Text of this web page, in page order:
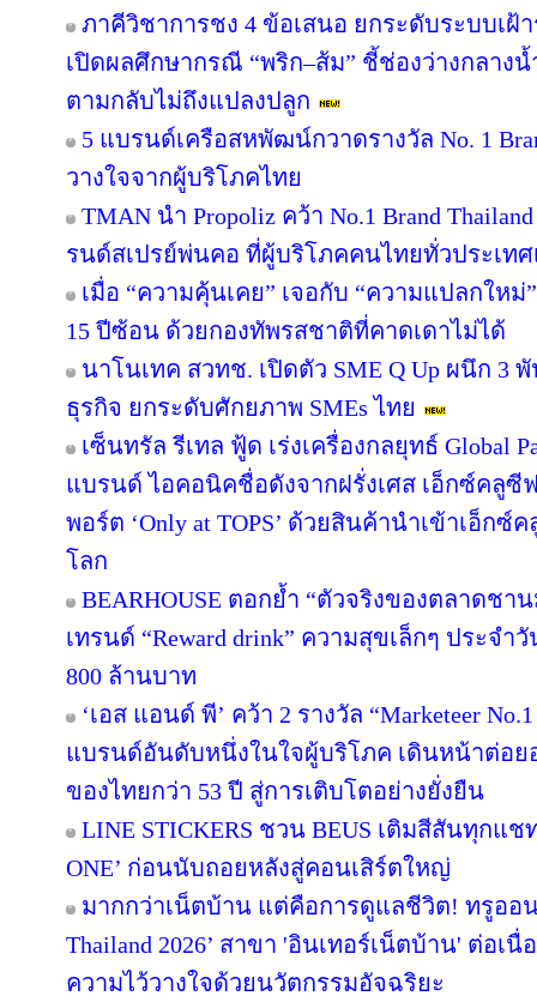
ภาคีวิชาการชง 4 ข้อเสนอ ยกระดับระบบเฝ้
เปิดผลศึกษากรณี “พริก–ส้ม” ชี้ช่องว่างกลาง
ตามกลับไม่ถึงแปลงปลูก
5 แบรนด์เครือสหพัฒน์กวาดรางวัล No. 1
วางใจจากผู้บริโภคไทย
TMAN นำ Propoliz คว้า No.1 Brand
รนด์สเปรย์พ่นคอ ที่ผู้บริโภคคนไทยทั่วประเทศ
เมื่อ “ความคุ้นเคย” เจอกับ “ความแปลกใหม่
15 ปีซ้อน ด้วยกองทัพรสชาติที่คาดเดาไม่ได้
นาโนเทค สวทช. เปิดตัว SME Q Up ผนึก
ธุรกิจ ยกระดับศักยภาพ SMEs ไทย
เซ็นทรัล รีเทล ฟู้ด เร่งเครื่องกลยุทธ์ Global
แบรนด์ ไอคอนิคชื่อดังจากฝรั่งเศส เอ็กซ์คลูซี
พอร์ต ‘Only at TOPS’ ด้วยสินค้านำเข้าเอ็ก
โลก
BEARHOUSE ตอกย้ำ “ตัวจริงของตลาดชา
เทรนด์ “Reward drink” ความสุขเล็กๆ ประจำ
800 ล้านบาท
‘เอส แอนด์ พี’ คว้า 2 รางวัล “Marketeer
แบรนด์อันดับหนึ่งในใจผู้บริโภค เดินหน้าต่อย
ของไทยกว่า 53 ปี สู่การเติบโตอย่างยั่งยืน
LINE STICKERS ชวน BEUS เติมสีสันทุกแช
ONE’ ก่อนนับถอยหลังสู่คอนเสิร์ตใหญ่
มากกว่าเน็ตบ้าน แต่คือการดูแลชีวิต! ทรูออน
Thailand 2026’ สาขา 'อินเทอร์เน็ตบ้าน' ต่อเ
ความไว้วางใจด้วยนวัตกรรมอัจฉริยะ